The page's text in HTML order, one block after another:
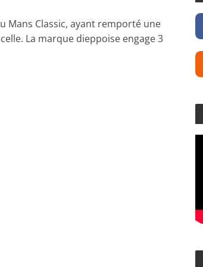
Mans Classic, ayant remporté une
La marque dieppoise engage 3